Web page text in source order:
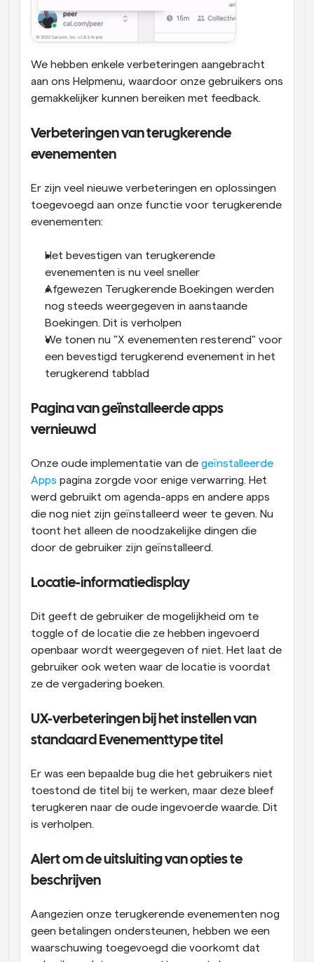
We hebben enkele verbeteringen aangebracht
aan ons Helpmenu, waardoor onze gebruikers ons
gemakkelijker kunnen bereiken met feedback.
Verbeteringen van terugkerende
evenementen
Er zijn veel nieuwe verbeteringen en oplossingen
toegevoegd aan onze functie voor terugkerende
evenementen:
Het bevestigen van terugkerende
evenementen is nu veel sneller
Afgewezen Terugkerende Boekingen werden
nog steeds weergegeven in aanstaande
Boekingen. Dit is verholpen
We tonen nu "X evenementen resterend" voor
een bevestigd terugkerend evenement in het
terugkerend tabblad
Pagina van geïnstalleerde apps
vernieuwd
Onze oude implementatie van de geïnstalleerde
Apps pagina zorgde voor enige verwarring. Het
werd gebruikt om agenda-apps en andere apps
die nog niet zijn geïnstalleerd weer te geven. Nu
toont het alleen de noodzakelijke dingen die
door de gebruiker zijn geïnstalleerd.
Locatie-informatiedisplay
Dit geeft de gebruiker de mogelijkheid om te
toggle of de locatie die ze hebben ingevoerd
openbaar wordt weergegeven of niet. Het laat de
gebruiker ook weten waar de locatie is voordat
ze de vergadering boeken.
UX-verbeteringen bij het instellen van
standaard Evenementtype titel
Er was een bepaalde bug die het gebruikers niet
toestond de titel bij te werken, maar deze bleef
terugkeren naar de oude ingevoerde waarde. Dit
is verholpen.
Alert om de uitsluiting van opties te
beschrijven
Aangezien onze terugkerende evenementen nog
geen betalingen ondersteunen, hebben we een
waarschuwing toegevoegd die voorkomt dat